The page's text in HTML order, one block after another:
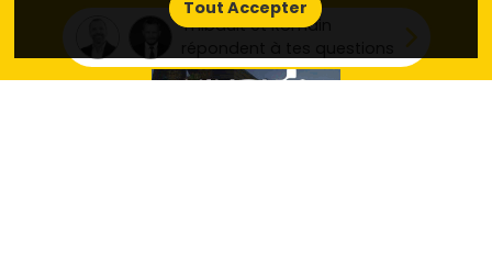
Thibault et Romain
Tout Accepter